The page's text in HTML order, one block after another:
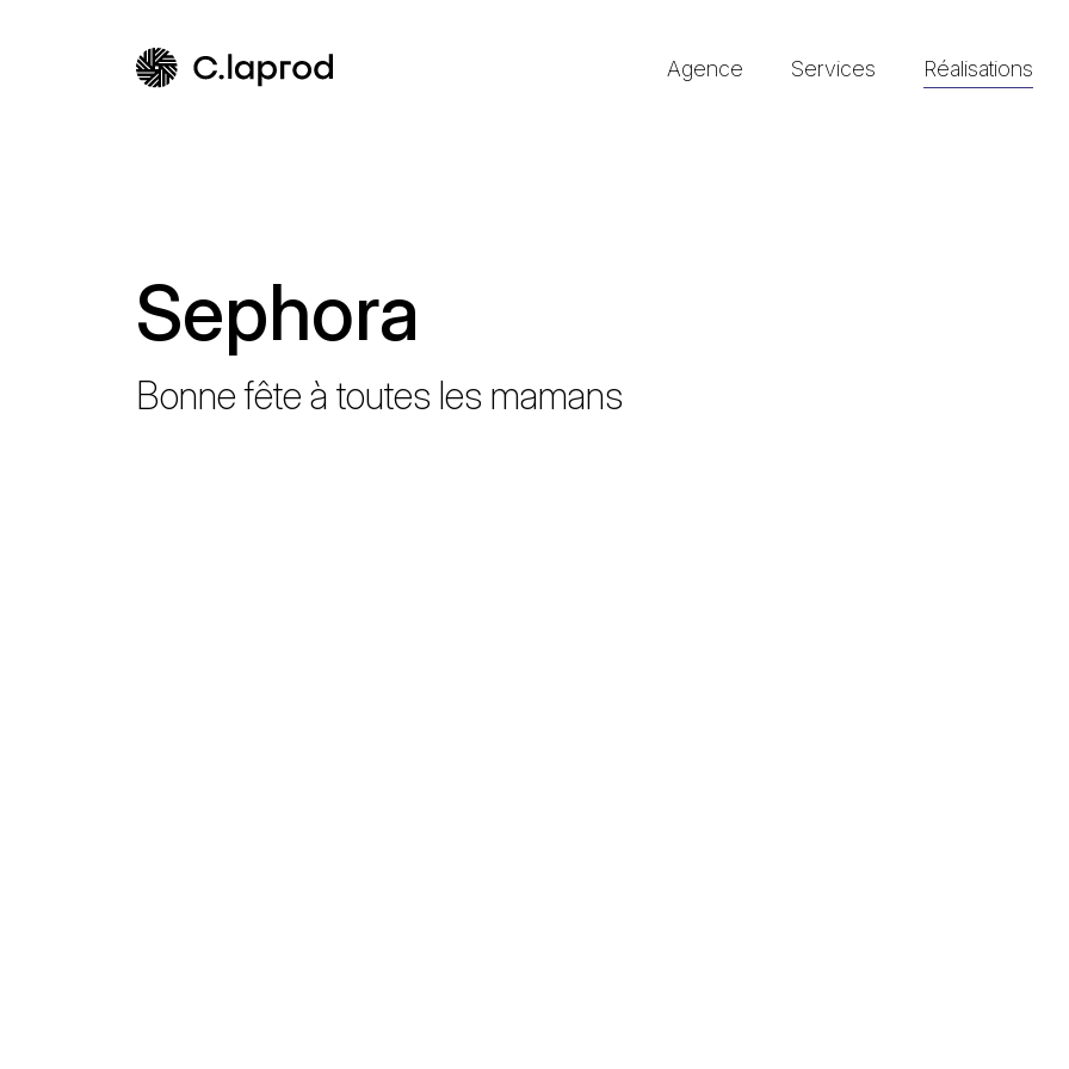
Agence Services Réalisations
Sephora
Bonne fête à toutes les mamans